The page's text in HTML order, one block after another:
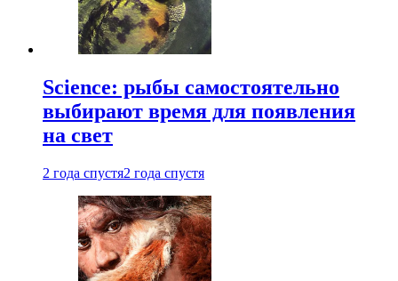
Science: рыбы самостоятельно
выбирают время для появления
на свет
2 года спустя2 года спустя